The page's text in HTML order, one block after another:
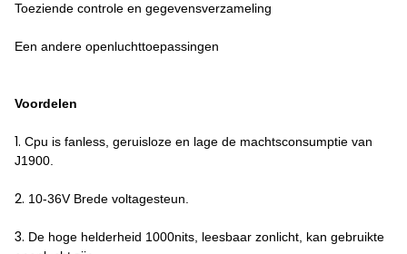
Toeziende controle en gegevensverzameling
Een andere openluchttoepassingen
Voordelen
1. Cpu is fanless, geruisloze en lage de machtsconsumptie van
J1900.
2. 10-36V Brede voltagesteun.
3. De hoge helderheid 1000nits, leesbaar zonlicht, kan gebruikte